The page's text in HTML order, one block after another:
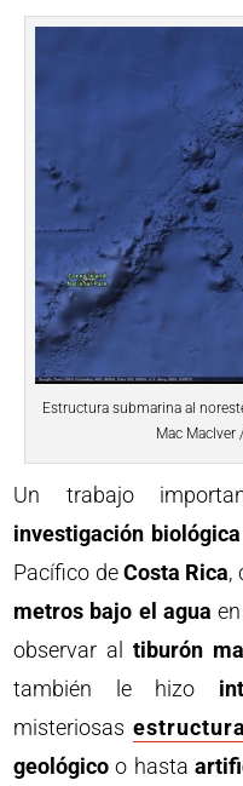
Estructura submarina al
Mac MacIver
Un trabajo
investigación biológica
Pacífico deCosta Rica,
metros bajo el agua
observar altiburón
también le hizo
misteriosas
geológico o hasta